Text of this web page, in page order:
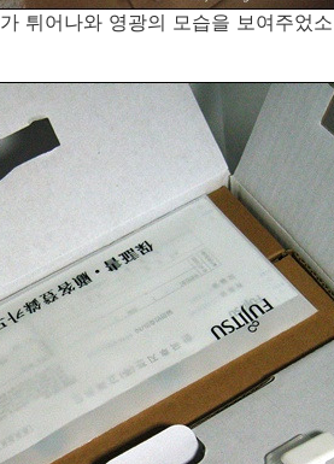
튀어나와 영광의 모습을 보여주었